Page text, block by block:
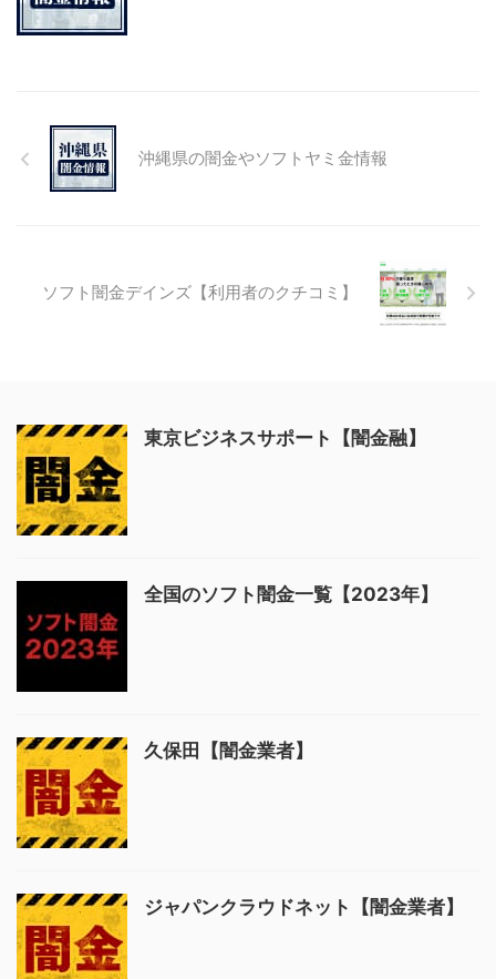
沖縄県の闇金やソフトヤミ金情報
ソフト闇金デインズ【利用者のクチコミ】
東京ビジネスサポート【闇金融】
全国のソフト闇金一覧【2023年】
久保田【闇金業者】
ジャパンクラウドネット【闇金業者】